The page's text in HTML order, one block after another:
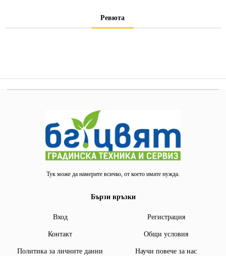
Ревюта
Тук може да намерите всичко, от което имате нужда.
Бързи връзки
Вход Регистрация
Контакт Общи условия
Политика за личните данни Научи повече за нас